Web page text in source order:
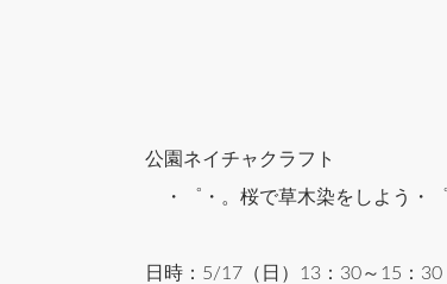
画像はイ
公園ネイチャク
・゜・。桜で草木染をしよう・゜
日時：5/17（日）13：30～15：30